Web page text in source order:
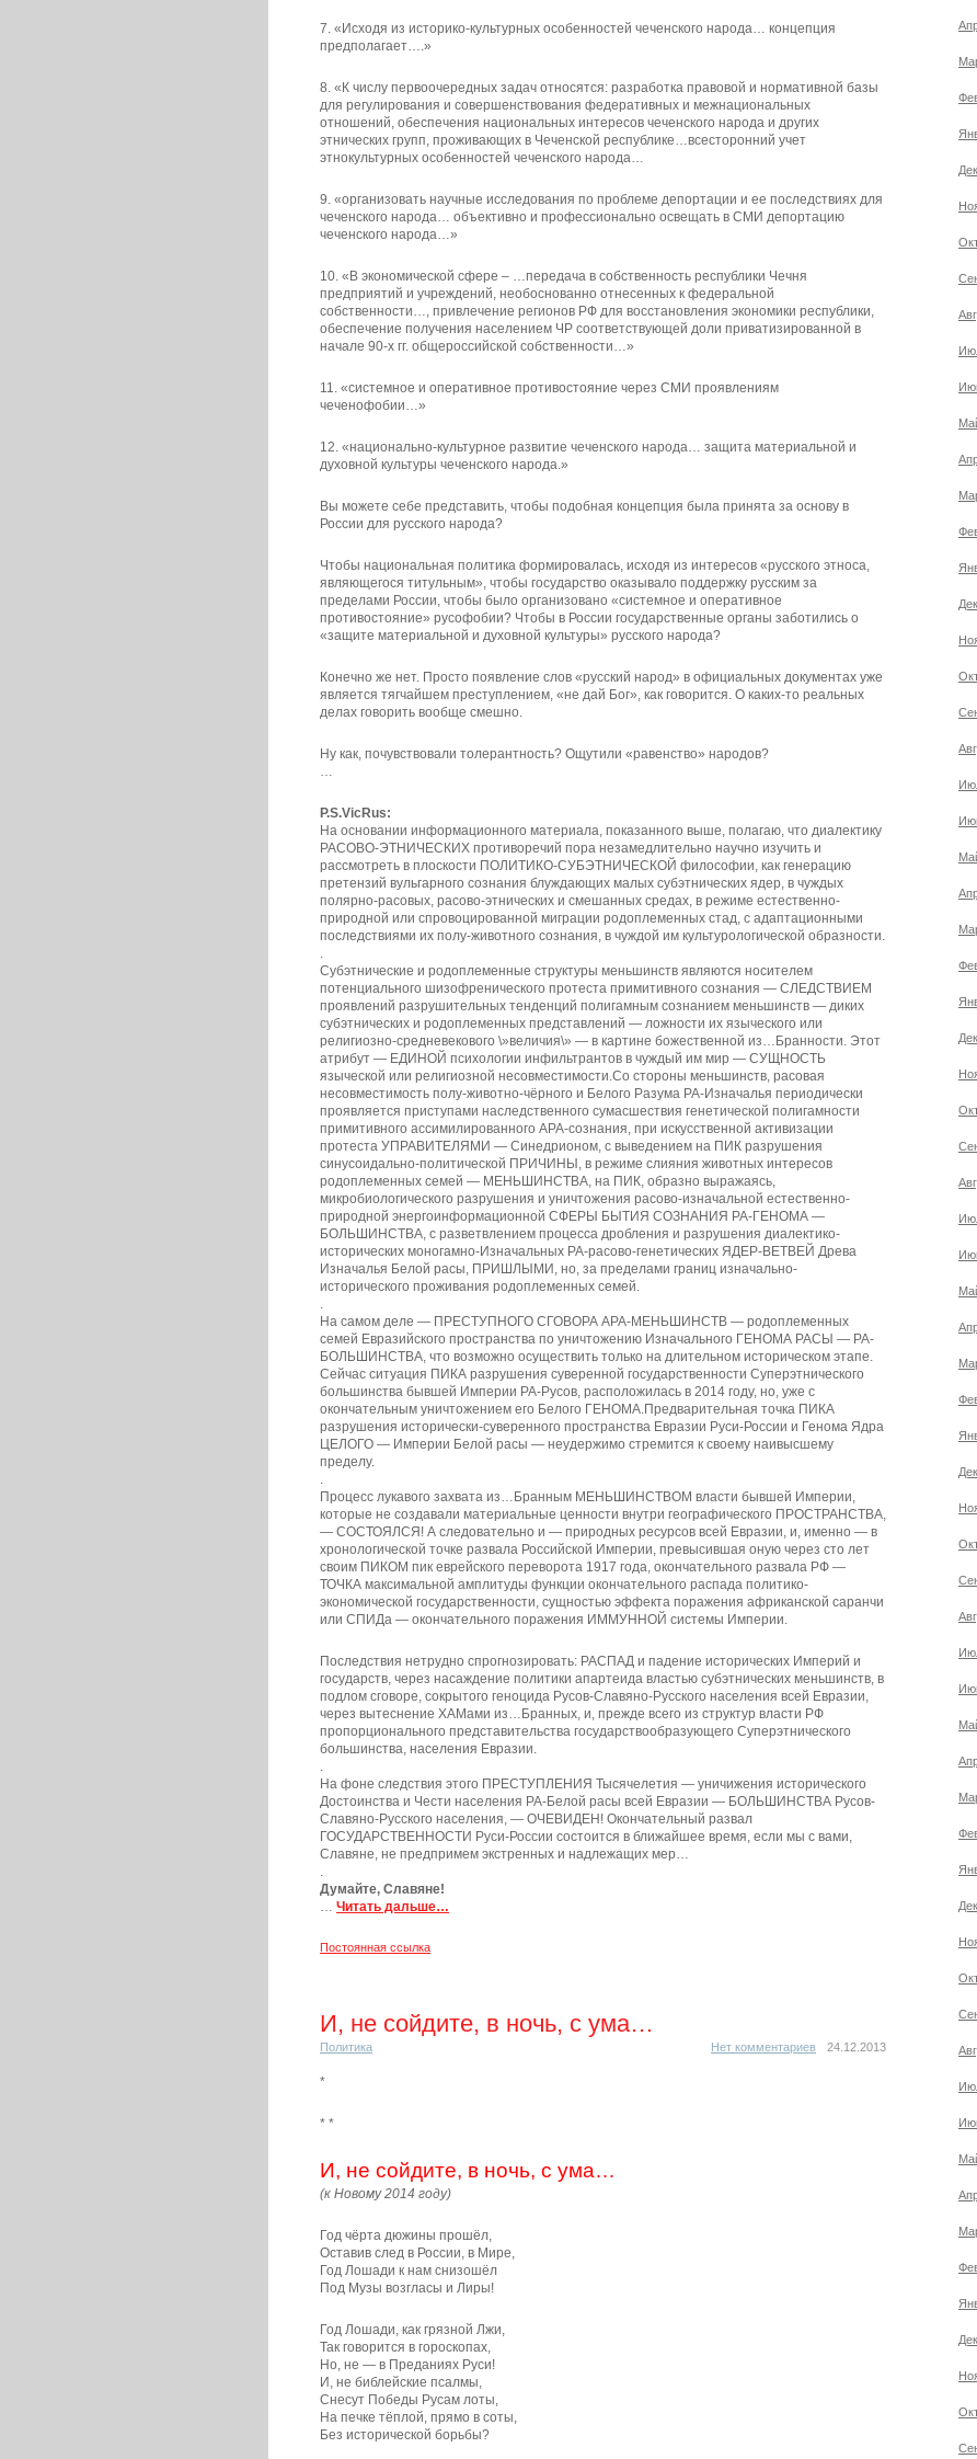
7. «Исходя из историко-культурных особенностей чеченского народа… концепция
предполагает….»
8. «К числу первоочередных задач относятся: разработка правовой и нормативной базы
для регулирования и совершенствования федеративных и межнациональных
отношений, обеспечения национальных интересов чеченского народа и других
этнических групп, проживающих в Чеченской республике…всесторонний учет
этнокультурных особенностей чеченского народа…
9. «организовать научные исследования по проблеме депортации и ее последствиях для
чеченского народа… объективно и профессионально освещать в СМИ депортацию
чеченского народа…»
10. «В экономической сфере – …передача в собственность республики Чечня
предприятий и учреждений, необоснованно отнесенных к федеральной
собственности…, привлечение регионов РФ для восстановления экономики республики,
обеспечение получения населением ЧР соответствующей доли приватизированной в
начале 90-х гг. общероссийской собственности…»
11. «системное и оперативное противостояние через СМИ проявлениям
чеченофобии…»
12. «национально-культурное развитие чеченского народа… защита материальной и
духовной культуры чеченского народа.»
Вы можете себе представить, чтобы подобная концепция была принята за основу в
России для русского народа?
Чтобы национальная политика формировалась, исходя из интересов «русского этноса,
являющегося титульным», чтобы государство оказывало поддержку русским за
пределами России, чтобы было организовано «системное и оперативное
противостояние» русофобии? Чтобы в России государственные органы заботились о
«защите материальной и духовной культуры» русского народа?
Конечно же нет. Просто появление слов «русский народ» в официальных документах уже
является тягчайшем преступлением, «не дай Бог», как говорится. О каких-то реальных
делах говорить вообще смешно.
Ну как, почувствовали толерантность? Ощутили «равенство» народов?
…
P.S.VicRus:
На основании информационного материала, показанного выше, полагаю, что диалектику
РАСОВО-ЭТНИЧЕСКИХ противоречий пора незамедлительно научно изучить и
рассмотреть в плоскости ПОЛИТИКО-СУБЭТНИЧЕСКОЙ философии, как генерацию
претензий вульгарного сознания блуждающих малых субэтнических ядер, в чуждых
полярно-расовых, расово-этнических и смешанных средах, в режиме естественно-
природной или спровоцированной миграции родоплеменных стад, с адаптационными
последствиями их полу-животного сознания, в чуждой им культурологической образности.
.
Субэтнические и родоплеменные структуры меньшинств являются носителем
потенциального шизофренического протеста примитивного сознания — СЛЕДСТВИЕМ
проявлений разрушительных тенденций полигамным сознанием меньшинств — диких
субэтнических и родоплеменных представлений — ложности их языческого или
религиозно-средневекового \»величия\» — в картине божественной из…Бранности. Этот
атрибут — ЕДИНОЙ психологии инфильтрантов в чуждый им мир — СУЩНОСТЬ
языческой или религиозной несовместимости.Со стороны меньшинств, расовая
несовместимость полу-животно-чёрного и Белого Разума РА-Изначалья периодически
проявляется приступами наследственного сумасшествия генетической полигамности
примитивного ассимилированного АРА-сознания, при искусственной активизации
протеста УПРАВИТЕЛЯМИ — Синедрионом, с выведением на ПИК разрушения
синусоидально-политической ПРИЧИНЫ, в режиме слияния животных интересов
родоплеменных семей — МЕНЬШИНСТВА, на ПИК, образно выражаясь,
микробиологического разрушения и уничтожения расово-изначальной естественно-
природной энергоинформационной СФЕРЫ БЫТИЯ СОЗНАНИЯ РА-ГЕНОМА —
БОЛЬШИНСТВА, с разветвлением процесса дробления и разрушения диалектико-
исторических моногамно-Изначальных РА-расово-генетических ЯДЕР-ВЕТВЕЙ Древа
Изначалья Белой расы, ПРИШЛЫМИ, но, за пределами границ изначально-
исторического проживания родоплеменных семей.
.
На самом деле — ПРЕСТУПНОГО СГОВОРА АРА-МЕНЬШИНСТВ — родоплеменных
семей Евразийского пространства по уничтожению Изначального ГЕНОМА РАСЫ — РА-
БОЛЬШИНСТВА, что возможно осуществить только на длительном историческом этапе.
Сейчас ситуация ПИКА разрушения суверенной государственности Суперэтнического
большинства бывшей Империи РА-Русов, расположилась в 2014 году, но, уже с
окончательным уничтожением его Белого ГЕНОМА.Предварительная точка ПИКА
разрушения исторически-суверенного пространства Евразии Руси-России и Генома Ядра
ЦЕЛОГО — Империи Белой расы — неудержимо стремится к своему наивысшему
пределу.
.
Процесс лукавого захвата из…Бранным МЕНЬШИНСТВОМ власти бывшей Империи,
которые не создавали материальные ценности внутри географического ПРОСТРАНСТВА,
— СОСТОЯЛСЯ! А следовательно и — природных ресурсов всей Евразии, и, именно — в
хронологической точке развала Российской Империи, превысившая оную через сто лет
своим ПИКОМ пик еврейского переворота 1917 года, окончательного развала РФ —
ТОЧКА максимальной амплитуды функции окончательного распада политико-
экономической государственности, сущностью эффекта поражения африканской саранчи
или СПИДа — окончательного поражения ИММУННОЙ системы Империи.
Последствия нетрудно спрогнозировать: РАСПАД и падение исторических Империй и
государств, через насаждение политики апартеида властью субэтнических меньшинств, в
подлом сговоре, сокрытого геноцида Русов-Славяно-Русского населения всей Евразии,
через вытеснение ХАМами из…Бранных, и, прежде всего из структур власти РФ
пропорционального представительства государствообразующего Суперэтнического
большинства, населения Евразии.
.
На фоне следствия этого ПРЕСТУПЛЕНИЯ Тысячелетия — уничижения исторического
Достоинства и Чести населения РА-Белой расы всей Евразии — БОЛЬШИНСТВА Русов-
Славяно-Русского населения, — ОЧЕВИДЕН! Окончательный развал
ГОСУДАРСТВЕННОСТИ Руси-России состоится в ближайшее время, если мы с вами,
Славяне, не предпримем экстренных и надлежащих мер…
.
Думайте, Славяне!
… Читать дальше…
Постоянная ссылка
И, не сойдите, в ночь, с ума…
Политика 24.12.2013
Нет комментариев
*
* *
И, не сойдите, в ночь, с ума…
(к Новому 2014 году)
Год чёрта дюжины прошёл,
Оставив след в России, в Мире,
Год Лошади к нам снизошёл
Под Музы возгласы и Лиры!
Год Лошади, как грязной Лжи,
Так говорится в гороскопах,
Но, не — в Преданиях Руси!
И, не библейские псалмы,
Снесут Победы Русам лоты,
На печке тёплой, прямо в соты,
Без исторической борьбы?